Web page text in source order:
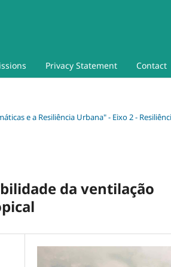
Privacy Statement Contact
e a Resiliência Urbana" - Eixo 2 -
da ventilação